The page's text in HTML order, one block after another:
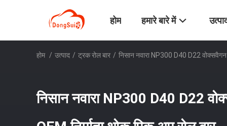
होम हमारे बारे में
होम / उत्पाद / ट्रक रोल बार / निसान नवारा NP300 D40 D22 वोक्सवैगन
निसान नवारा NP300 D40 D22